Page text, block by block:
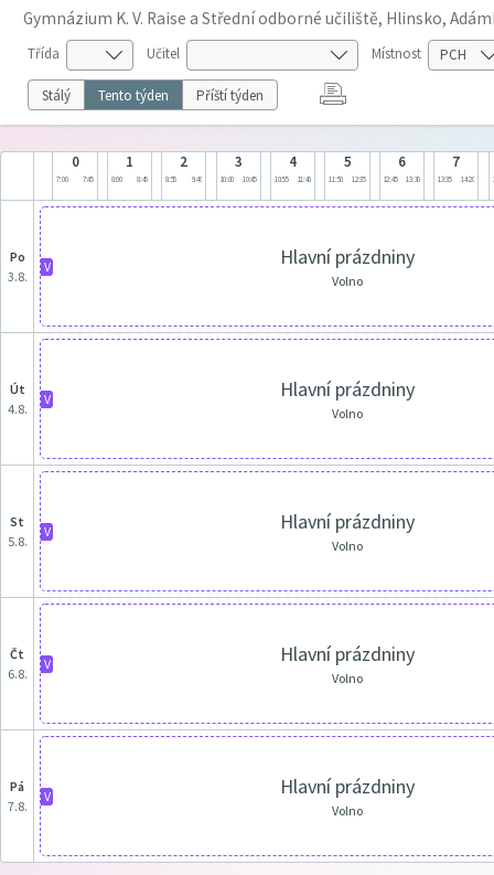
Gymnázium K. V. Raise a Střední odborné učiliště, Hlinsko,
Třída Učitel Místnost
Stálý Tento týden Příští týden
0
7:00 7:45
1
8:00 8:45
2
8:55 9:40
3
10:00 10:45
4
10:55 11:40
5
11:50 12:35
6
12:45 13:30
7
13:35 14:20
po
3.8.
V Hlavní prázdniny
Volno
út
4.8.
V Hlavní prázdniny
Volno
st
5.8.
V Hlavní prázdniny
Volno
čt
6.8.
V Hlavní prázdniny
Volno
pá
7.8.
V Hlavní prázdniny
Volno